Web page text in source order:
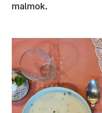
malmok.